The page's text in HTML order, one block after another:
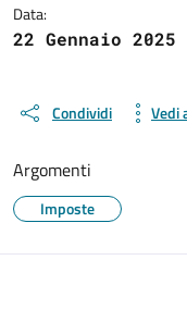
Data:
22 Gennaio 2025
Condividi Vedi
Argomenti
Imposte